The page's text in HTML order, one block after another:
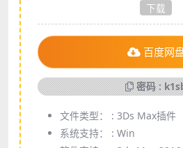
下载
百度网
密码 :
文件类型： : 3Ds Max插件
系统支持： : Win